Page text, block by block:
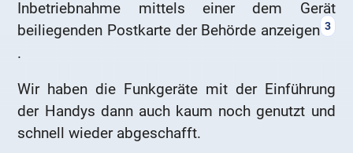
Inbetriebnahme mittels einer dem Gerät
beiliegenden Postkarte der Behörde anzeigen 3
.
Wir haben die Funkgeräte mit der Einführung
der Handys dann auch kaum noch genutzt und
schnell wieder abgeschafft.